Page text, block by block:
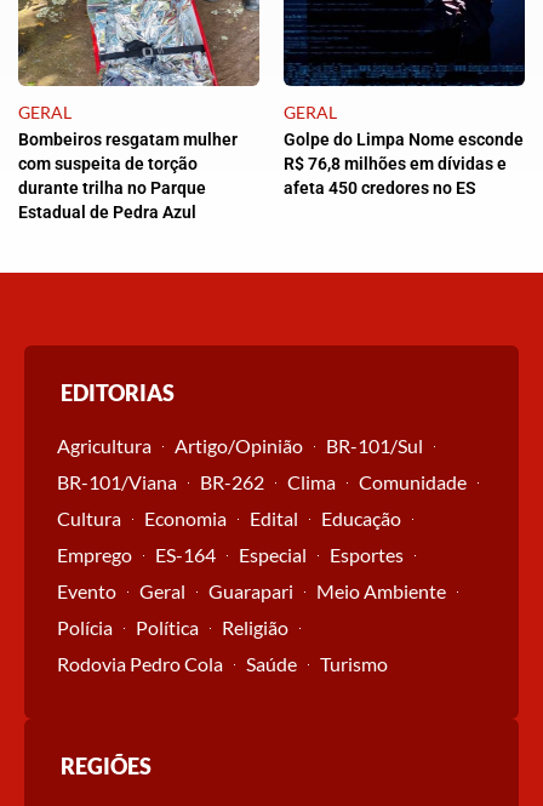
GERAL
Bombeiros resgatam mulher
com suspeita de torção
durante trilha no Parque
Estadual de Pedra Azul
GERAL
Golpe do Limpa Nome esconde
R$ 76,8 milhões em dívidas e
afeta 450 credores no ES
EDITORIAS
Agricultura Artigo/Opinião
BR-101/Sul
BR-101/Viana
BR-262 Clima
Comunidade
Cultura
Economia Edital
Educação
Emprego
ES-164 Especial
Esportes
Evento
Geral Guarapari
Meio Ambiente
Polícia
Política
Religião
Rodovia Pedro Cola
Saúde Turismo
REGIÕES